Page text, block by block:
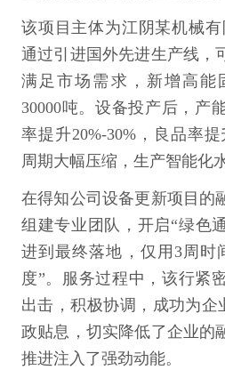
该项目主体为江阴某机械
通过引进国外先进生产线，
满足市场需求，新增高能
30000吨。设备投产后，产
率提升20%-30%，良品率
周期大幅压缩，生产智能化
在得知公司设备更新项目的
组建专业团队，开启“绿色
进到最终落地，仅用3周时
度”。服务过程中，该行紧
出击，积极协调，成功为企
政贴息，切实降低了企业的
推进注入了强劲动能。